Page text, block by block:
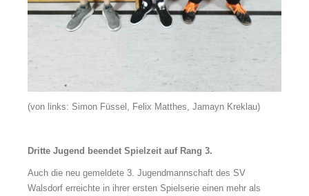
(von links: Simon Füssel, Felix Matthes, Jamayn Kreklau)
Dritte Jugend beendet Spielzeit auf Rang 3.
Auch die neu gemeldete 3. Jugendmannschaft des SV
Walsdorf erreichte in ihrer ersten Spielserie einen mehr als